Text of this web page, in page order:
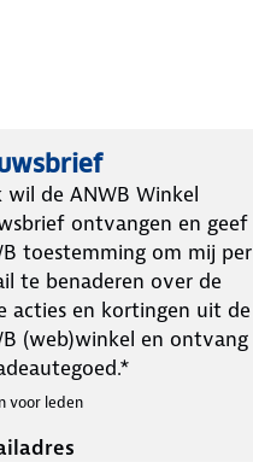
wil de ANWB Winkel
ontvangen en geef
toestemming om mij per
te benaderen over de
acties en kortingen uit de
(web)winkel en ontvang
voor leden